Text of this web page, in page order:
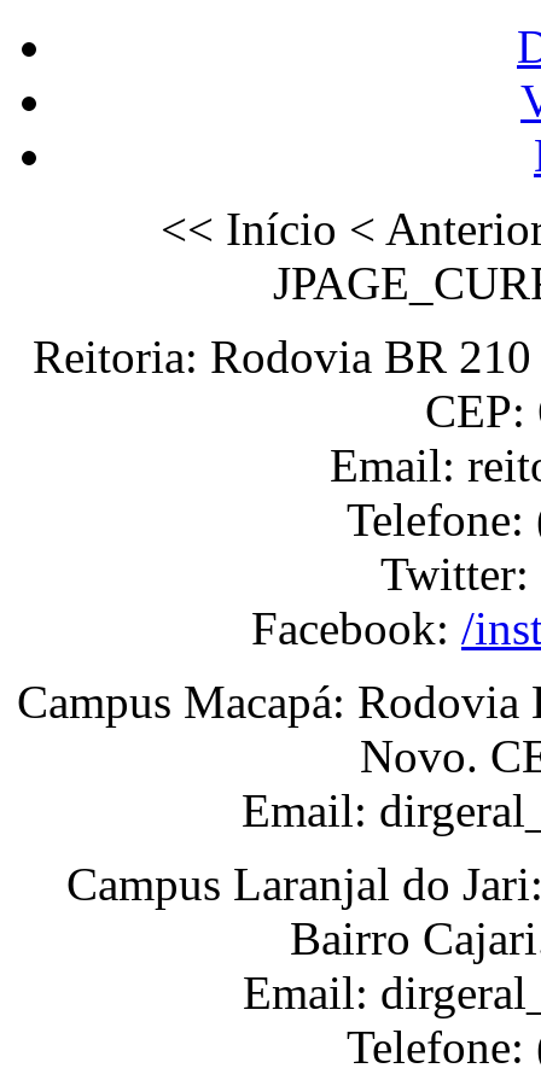
<< Início <
Reitoria: Rodovia BR
CEP:
Email:
Twitter:
Facebook: /
Campus Macapá:
Novo.
Email:
Campus Laranjal do
Bairro
Email: